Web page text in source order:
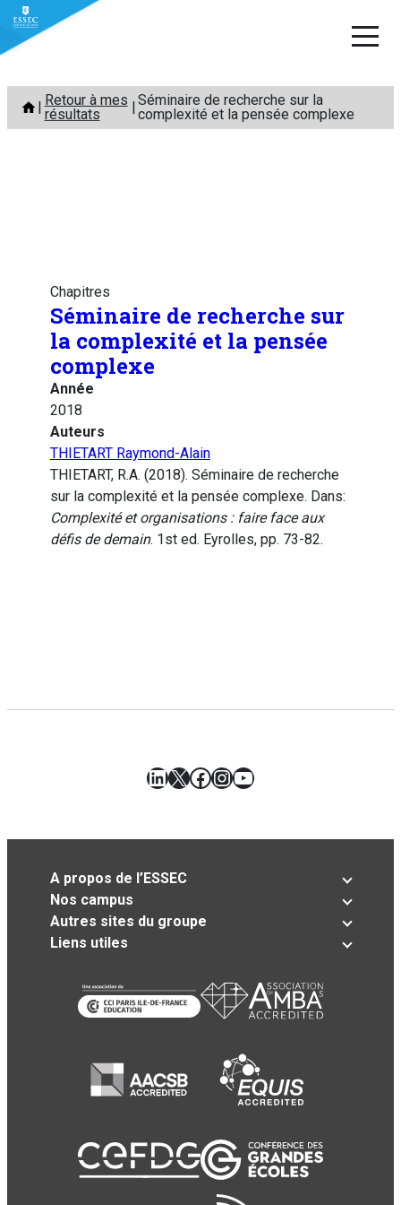
Aller
contenu
Retour à mes
résultats
Séminaire de recherche sur la
complexité et la pensée complexe
Chapitres
Séminaire de recherche sur
la complexité et la pensée
complexe
Année
2018
Auteurs
THIETART Raymond-Alain
THIETART, R.A. (2018). Séminaire de recherche
sur la complexité et la pensée complexe. Dans:
Complexité et organisations : faire face aux
défis de demain. 1st ed. Eyrolles, pp. 73-82.
LinkedIn
X Facebook
Instagram
YouTube
A propos de l’ESSEC
Nos campus
Autres sites du groupe
Liens utiles